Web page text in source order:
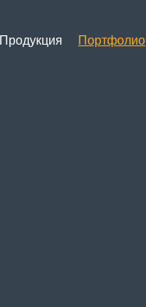
Продукция Портфолио